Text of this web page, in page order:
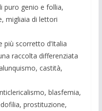
puro genio e follia,
migliaia di lettori
più scorretto d’Italia
raccolta differenziata
castità,
blasfemia,
prostituzione,